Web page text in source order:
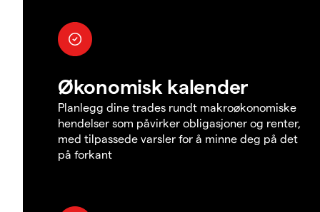
Økonomisk kalender
Planlegg dine trades rundt makroøkonomiske
hendelser som påvirker obligasjoner og renter,
med tilpassede varsler for å minne deg på det
på forkant